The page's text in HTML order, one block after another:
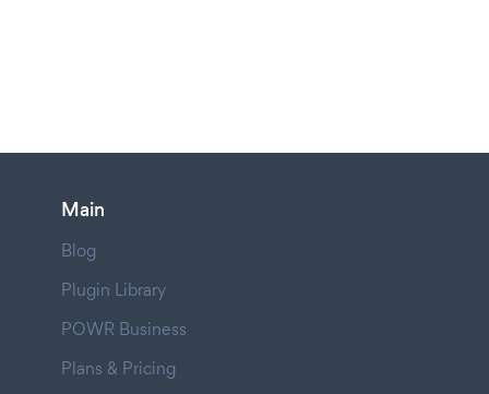
Main
Blog
Plugin Library
POWR Business
Plans & Pricing